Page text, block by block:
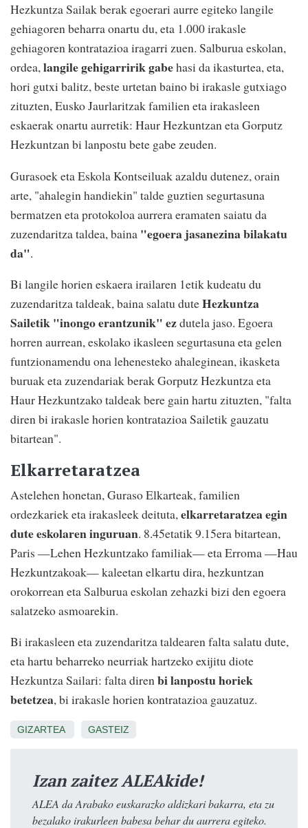
Hezkuntza Sailak berak egoerari aurre egiteko langile
gehiagoren beharra onartu du, eta 1.000 irakasle
gehiagoren kontratazioa iragarri zuen. Salburua eskolan,
ordea,langile gehigarririk gabehasi da ikasturtea, eta,
hori gutxi balitz, beste urtetan baino bi irakasle gutxiago
zituzten, Eusko Jaurlaritzak familien eta irakasleen
eskaerak onartu aurretik: Haur Hezkuntzan eta Gorputz
Hezkuntzan bi lanpostu bete gabe zeuden.
Gurasoek eta Eskola Kontseiluak azaldu dutenez, orain
arte, "ahalegin handiekin" talde guztien segurtasuna
bermatzen eta protokoloa aurrera eramaten saiatu da
zuzendaritza taldea, baina "egoera jasanezina bilakatu
da".
Bi langile horien eskaera irailaren 1etik kudeatu du
zuzendaritza taldeak, baina salatu duteHezkuntza
Sailetik "inongo erantzunik" ezdutela jaso. Egoera
horren aurrean, eskolako ikasleen segurtasuna eta gelen
funtzionamendu ona lehenesteko ahaleginean, ikasketa
buruak eta zuzendariak berak Gorputz Hezkuntza eta
Haur Hezkuntzako taldeak bere gain hartu zituzten, "falta
diren bi irakasle horien kontratazioa Sailetik gauzatu
bitartean".
Elkarretaratzea
Astelehen honetan, Guraso Elkarteak, familien
ordezkariek eta irakasleek deituta, elkarretaratzea egin
dute eskolaren inguruan. 8.45etatik 9.15era bitartean,
Paris —Lehen Hezkuntzako familiak—eta Erroma—Hau
Hezkuntzakoak—kaleetan elkartu dira, hezkuntzan
orokorrean eta Salburua eskolan zehazki bizi den egoera
salatzeko asmoarekin.
Bi irakasleen eta zuzendaritza taldearen falta salatu dute,
eta hartu beharreko neurriak hartzeko exijitu diote
Hezkuntza Sailari: falta direnbi lanpostu horiek
betetzea, bi irakasle horien kontratazioa gauzatuz.
GIZARTEA GASTEIZ
Izan zaitez ALEAkide!
ALEA da Arabako euskarazko aldizkari bakarra, eta zu
bezalako irakurleen babesa behar du aurrera egiteko.